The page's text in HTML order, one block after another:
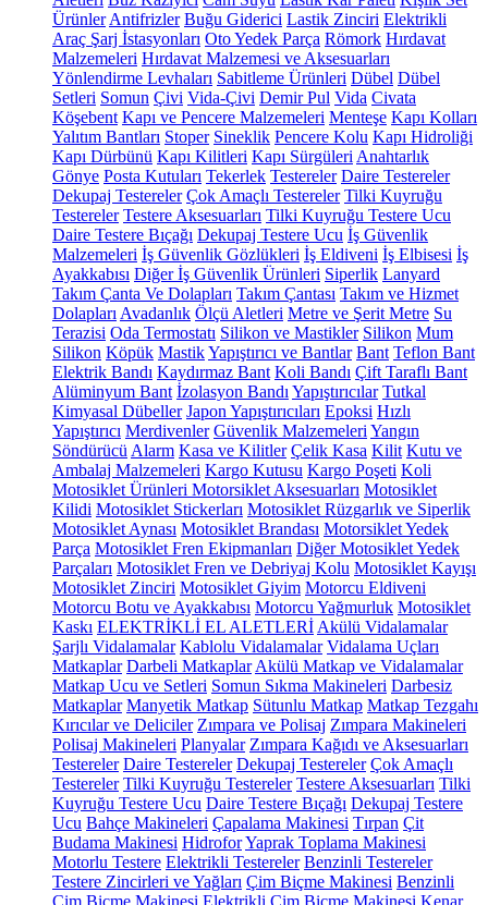
Ürünler Antifrizler Buğu Giderici Lastik Zinciri Elektrikli
Araç Şarj İstasyonları Oto Yedek Parça Römork Hırdavat
Malzemeleri Hırdavat Malzemesi ve Aksesuarları
Yönlendirme Levhaları Sabitleme Ürünleri Dübel Dübel
Setleri Somun Çivi Vida-Çivi Demir Pul Vida Civata
Köşebent Kapı ve Pencere Malzemeleri Menteşe Kapı Kolları
Yalıtım Bantları Stoper Sineklik Pencere Kolu Kapı Hidroliği
Kapı Dürbünü Kapı Kilitleri Kapı Sürgüleri Anahtarlık
Gönye Posta Kutuları Tekerlek Testereler Daire Testereler
Dekupaj Testereler Çok Amaçlı Testereler Tilki Kuyruğu
Testereler Testere Aksesuarları Tilki Kuyruğu Testere Ucu
Daire Testere Bıçağı Dekupaj Testere Ucu İş Güvenlik
Malzemeleri İş Güvenlik Gözlükleri İş Eldiveni İş Elbisesi İş
Ayakkabısı Diğer İş Güvenlik Ürünleri Siperlik Lanyard
Takım Çanta Ve Dolapları Takım Çantası Takım ve Hizmet
Dolapları Avadanlık Ölçü Aletleri Metre ve Şerit Metre Su
Terazisi Oda Termostatı Silikon ve Mastikler Silikon Mum
Silikon Köpük MastikYapıştırıcı ve Bantlar Bant Teflon Bant
Elektrik Bandı Kaydırmaz Bant Koli Bandı Çift Taraflı Bant
Alüminyum Bant İzolasyon Bandı Yapıştırıcılar Tutkal
Kimyasal Dübeller Japon Yapıştırıcıları Epoksi Hızlı
Yapıştırıcı Merdivenler Güvenlik Malzemeleri Yangın
Söndürücü Alarm Kasa ve Kilitler Çelik Kasa Kilit Kutu ve
Ambalaj Malzemeleri Kargo Kutusu Kargo Poşeti Koli
Motosiklet Ürünleri Motorsiklet Aksesuarları Motosiklet
Kilidi Motosiklet Stickerları Motosiklet Rüzgarlık ve Siperlik
Motosiklet Aynası Motosiklet Brandası Motorsiklet Yedek
Parça Motosiklet Fren Ekipmanları Diğer Motosiklet Yedek
Parçaları Motosiklet Fren ve Debriyaj Kolu Motosiklet Kayışı
Motosiklet Zinciri Motosiklet Giyim Motorcu Eldiveni
Motorcu Botu ve Ayakkabısı Motorcu Yağmurluk Motosiklet
Kaskı ELEKTRİKLİ EL ALETLERİ Akülü Vidalamalar
Şarjlı Vidalamalar Kablolu Vidalamalar Vidalama Uçları
Matkaplar Darbeli Matkaplar Akülü Matkap ve Vidalamalar
Matkap Ucu ve Setleri Somun Sıkma Makineleri Darbesiz
Matkaplar Manyetik Matkap Sütunlu Matkap Matkap Tezgahı
Kırıcılar ve Deliciler Zımpara ve Polisaj Zımpara Makineleri
Polisaj Makineleri Planyalar Zımpara Kağıdı ve Aksesuarları
Testereler Daire Testereler Dekupaj Testereler Çok Amaçlı
Testereler Tilki Kuyruğu Testereler Testere Aksesuarları Tilki
Kuyruğu Testere Ucu Daire Testere Bıçağı Dekupaj Testere
Ucu Bahçe Makineleri Çapalama Makinesi Tırpan Çit
Budama Makinesi HidroforYaprak Toplama Makinesi
Motorlu Testere Elektrikli Testereler Benzinli Testereler
Testere Zincirleri ve Yağları Çim Biçme Makinesi Benzinli
Çim Biçme Makinesi Elektrikli Çim Biçme Makinesi Kenar